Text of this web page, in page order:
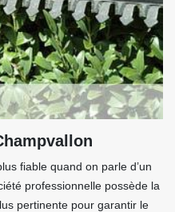
fiable quand on parle d’un
professionnelle possède la
pertinente pour garantir le